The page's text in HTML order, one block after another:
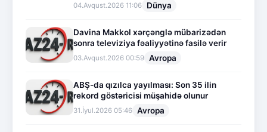
04.Avqust.2026 11:06 Dünya
Davina Makkol xərçənglə mübarizədən
sonra televiziya fəaliyyətinə fasilə verir
03.Avqust.2026 00:59 Avropa
ABŞ-da qızılca yayılması: Son 35 ilin
rekord göstəricisi müşahidə olunur
31.İyul.2026 05:46 Avropa